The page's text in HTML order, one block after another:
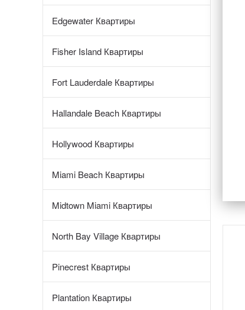
Edgewater Квартиры
Fisher Island Квартиры
Fort Lauderdale Квартиры
Hallandale Beach Квартиры
Hollywood Квартиры
Miami Beach Квартиры
Midtown Miami Квартиры
North Bay Village Квартиры
Pinecrest Квартиры
Plantation Квартиры